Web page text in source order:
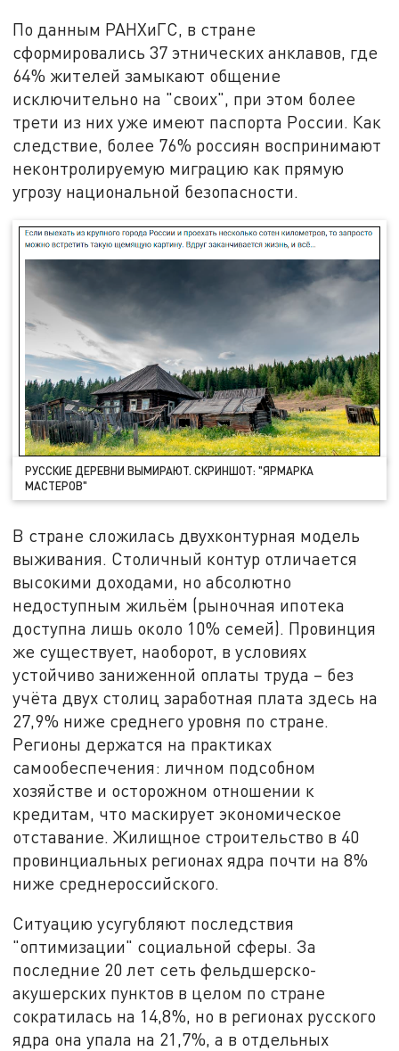
По данным РАНХиГС, в стране
сформировались 37 этнических анклавов, где
64% жителей замыкают общение
исключительно на "своих", при этом более
трети из них уже имеют паспорта России. Как
следствие, более 76% россиян воспринимают
неконтролируемую миграцию как прямую
угрозу национальной безопасности.
РУССКИЕ ДЕРЕВНИ ВЫМИРАЮТ. СКРИНШОТ: "ЯРМАРКА
МАСТЕРОВ"
В стране сложилась двухконтурная модель
выживания. Столичный контур отличается
высокими доходами, но абсолютно
недоступным жильём (рыночная ипотека
доступна лишь около 10% семей). Провинция
же существует, наоборот, в условиях
устойчиво заниженной оплаты труда – без
учёта двух столиц заработная плата здесь на
27,9% ниже среднего уровня по стране.
Регионы держатся на практиках
самообеспечения: личном подсобном
хозяйстве и осторожном отношении к
кредитам, что маскирует экономическое
отставание. Жилищное строительство в 40
провинциальных регионах ядра почти на 8%
ниже среднероссийского.
Ситуацию усугубляют последствия
"оптимизации" социальной сферы. За
последние 20 лет сеть фельдшерско-
акушерских пунктов в целом по стране
сократилась на 14,8%, но в регионах русского
ядра она упала на 21,7%, а в отдельных